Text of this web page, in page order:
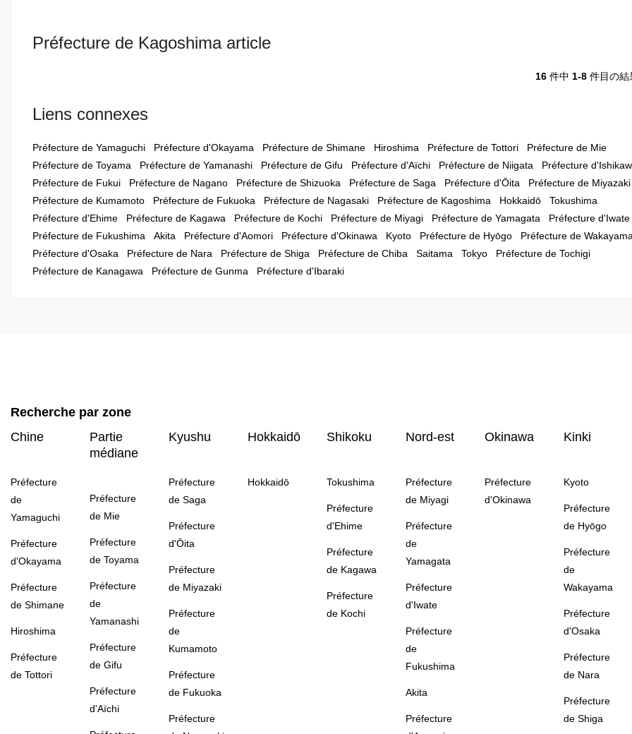
Préfecture de Kagoshima article
16 件中 1-8 件目の結
Liens connexes
Préfecture de Yamaguchi Préfecture d'Okayama Préfecture de Shimane Hiroshima Préfecture de Tottori
Préfecture de Mie
Préfecture de Toyama
Préfecture de Yamanashi Préfecture de Gifu Préfecture d'Aïchi Préfecture de Niigata
Préfecture
Préfecture de Fukui
Préfecture de Nagano Préfecture de Shizuoka Préfecture de Saga Préfecture d'Ōita
Préfecture de Miyazaki
Préfecture de Kumamoto
Préfecture de Fukuoka Préfecture de Nagasaki Préfecture de Kagoshima Hokkaidō
Tokushima
Préfecture d'Ehime
Préfecture de Kagawa Préfecture de Kochi Préfecture de Miyagi Préfecture de Yamagata
Préfecture d'Iwate
Préfecture de Fukushima
Akita Préfecture d'Aomori Préfecture d'Okinawa Kyoto Préfecture de Hyōgo
Préfecture de
Préfecture d'Osaka
Préfecture de Nara Préfecture de Shiga Préfecture de Chiba Saitama Tokyo
Préfecture de Tochigi
Préfecture de Kanagawa
Préfecture de Gunma Préfecture d'Ibaraki
Recherche par zone
Chine
Préfecture
de
Yamaguchi
Préfecture
d'Okayama
Préfecture
de Shimane
Hiroshima
Préfecture
de Tottori
Partie
médiane
Préfecture
de Mie
Préfecture
de Toyama
Préfecture
de
Yamanashi
Préfecture
de Gifu
Préfecture
d'Aïchi
Kyushu
Préfecture
de Saga
Préfecture
d'Ōita
Préfecture
de Miyazaki
Préfecture
de
Kumamoto
Préfecture
de Fukuoka
Préfecture
Hokkaidō
Hokkaidō
Shikoku
Tokushima
Préfecture
d'Ehime
Préfecture
de Kagawa
Préfecture
de Kochi
Nord-est
Préfecture
de Miyagi
Préfecture
de
Yamagata
Préfecture
d'Iwate
Préfecture
de
Fukushima
Akita
Préfecture
Okinawa
Préfecture
d'Okinawa
Kinki
Kyoto
Préfecture
de Hyōgo
Préfecture
de
Wakayama
Préfecture
d'Osaka
Préfecture
de Nara
Préfecture
de Shiga